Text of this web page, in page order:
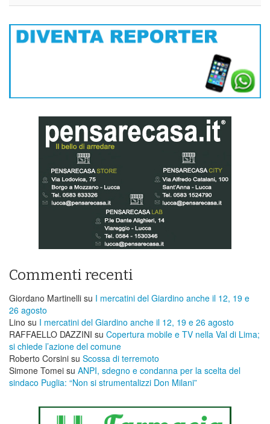
Commenti recenti
Giordano Martinelli su I mercatini del Giardino anche il 12, 19 e
26 agosto
Lino su I mercatini del Giardino anche il 12, 19 e 26 agosto
RAFFAELLO DAZZINI su ​Copertura mobile e TV nella Val di Lima;
si chiede l’azione del comune
Roberto Corsini su Scossa di terremoto
Simone Tomei su ANPI, sdegno e condanna per la scelta del
sindaco Puglia: “Non si strumentalizzi Don Milani”